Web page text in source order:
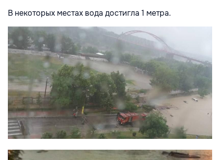
В некоторых местах вода достигла 1 метра.